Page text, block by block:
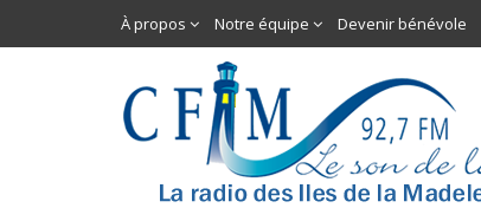
À propos Notre équipe Devenir bénévole